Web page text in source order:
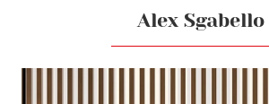
Alex Sgabello